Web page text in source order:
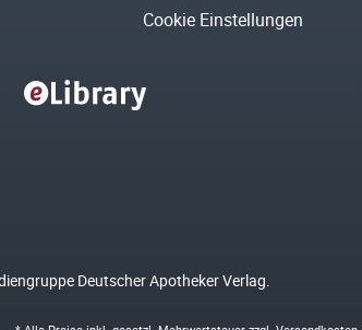
Cookie Einstellungen
Deutscher Apotheker Verlag.